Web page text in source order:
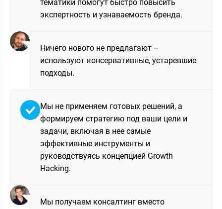
тематики помогут быстро повысить
экспертность и узнаваемость бренда.
Ничего нового не предлагают –
используют консервативные, устаревшие
подходы.
Мы не применяем готовых решений, а
формируем стратегию под ваши цели и
задачи, включая в нее самые
эффективные инструменты и
руководствуясь концепцией Growth
Hacking.
Мы получаем консалтинг вместо